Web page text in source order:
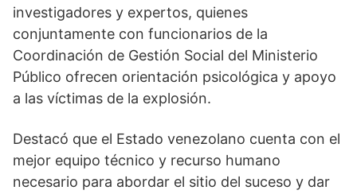
investigadores y expertos, quienes
conjuntamente con funcionarios de la
Coordinación de Gestión Social del Ministerio
Público ofrecen orientación psicológica y apoyo
a las víctimas de la explosión.
Destacó que el Estado venezolano cuenta con el
mejor equipo técnico y recurso humano
necesario para abordar el sitio del suceso y dar